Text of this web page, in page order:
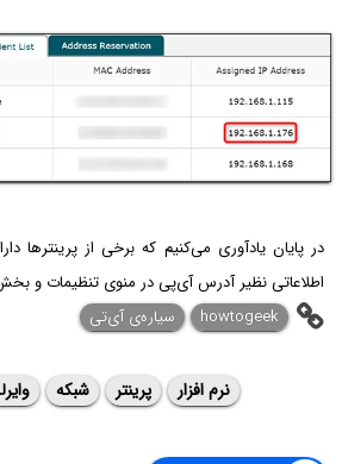
در پایان یادآوری می‌کنیم که برخی از
اطلاعاتی نظیر آدرس آی‌پی در منوی تنظیمات و
howtogeek
سیاره‌ی آی‌تی
نرم افزار پرینتر شبکه